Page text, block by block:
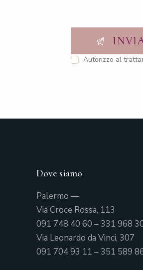
Autorizzo al
Dove siamo
Palermo —
Via Croce Rossa, 113
091 748 40 60 –331 968
Via Leonardo da Vinci, 307
091 704 93 11 –351 589